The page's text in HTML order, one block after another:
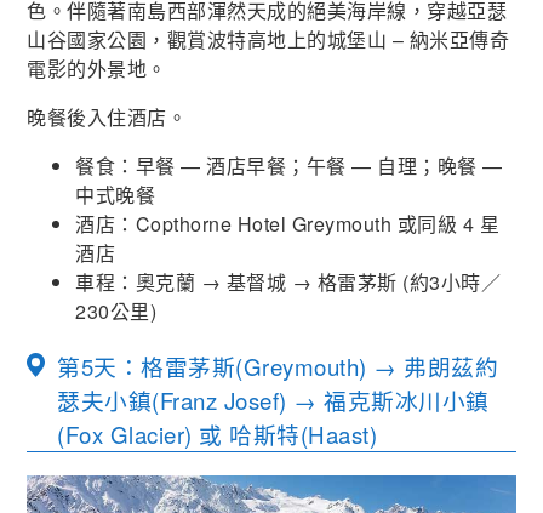
色。伴隨著南島西部渾然天成的絕美海岸線，穿越亞瑟
山谷國家公園，觀賞波特高地上的城堡山 – 納米亞傳奇
電影的外景地。
晚餐後入住酒店。
餐食：早餐 — 酒店早餐；午餐 — 自理；晚餐 —
中式晚餐
酒店：Copthorne Hotel Greymouth 或同級 4 星
酒店
車程：奧克蘭 → 基督城 → 格雷茅斯 (約3小時／
230公里)
第5天：格雷茅斯(Greymouth) → 弗朗茲約
瑟夫小鎮(Franz Josef) → 福克斯冰川小鎮
(Fox Glacier) 或 哈斯特(Haast)